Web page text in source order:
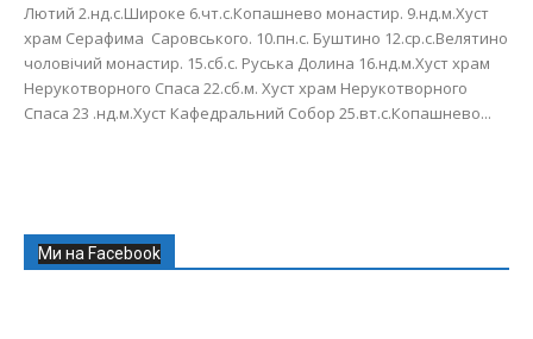
Лютий 2.нд.с.Широке 6.чт.с.Копашнево монастир. 9.нд.м.Хуст
храм Серафима Саровського. 10.пн.с. Буштино 12.ср.с.Велятино
чоловічий монастир. 15.сб.с. Руська Долина 16.нд.м.Хуст храм
Нерукотворного Спаса 22.сб.м. Хуст храм Нерукотворного
Спаса 23 .нд.м.Хуст Кафедральний Собор 25.вт.с.Копашнево...
Ми на Facebook